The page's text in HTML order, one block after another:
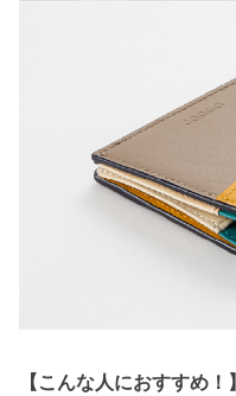
【こんな人におすすめ！】